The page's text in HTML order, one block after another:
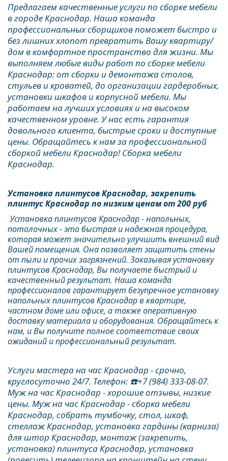
Предлагаем качественные услуги по сборке мебели
в городе Краснодар. Наша команда
профессиональных сборщиков поможет быстро и
без лишних хлопот превратить Вашу квартиру/
дом в комфортное пространство для жизни. Мы
выполняем любые виды работ по сборке мебели
Краснодар: от сборки и демонтажа столов,
стульев и кроватей, до организации гардеробных,
установки шкафов и корпусной мебели. Мы
работаем на лучших условиях и на высоком
качественном уровне. У нас есть гарантия
довольного клиента, быстрые сроки и доступные
цены. Обращайтесь к нам за профессиональной
сборкой мебели Краснодар! Сборка мебели
Краснодар.
Установка плинтусов Краснодар, закрепить
плинтус Краснодар по низким ценам от 200 руб
Установка плинтусов Краснодар - напольных,
потолочных - это быстрая и надежная процедура,
которая может значительно улучшить внешний вид
Вашей помещения. Она позволяет защитить стены
от пыли и прочих загрязнений. Заказывая установку
плинтусов Краснодар, Вы получаете быстрый и
качественный результат. Наша команда
профессионалов гарантирует безупречное установку
напольных плинтусов Краснодар в квартире,
частном доме или офисе, а также оперативную
доставку материала и оборудования. Обращайтесь к
нам, и Вы получите полное соответствие своих
ожиданий и профессиональный результат.
Услуги мастера на час Краснодар - срочно,
круглосуточно 24/7. Телефон: ☎️+7 (984) 333-08-07.
Муж на час Краснодар - хорошие отзывы, низкие
цены. Муж на час Краснодар - сборка мебели
Краснодар, собрать тумбочку, стол, шкаф,
стеллаж Краснодар, установка гардины (карниза)
для штор Краснодар, монтаж (закрепить,
установка) плинтуса Краснодар, установка